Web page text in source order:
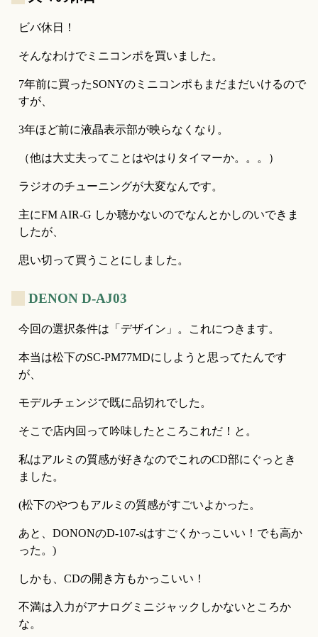
ビバ休日！
そんなわけでミニコンポを買いました。
7年前に買ったSONYのミニコンポもまだまだいけるので
すが、
3年ほど前に液晶表示部が映らなくなり。
（他は大丈夫ってことはやはりタイマーか。。。）
ラジオのチューニングが大変なんです。
主にFM AIR-G しか聴かないのでなんとかしのいできま
したが、
思い切って買うことにしました。
DENON D-AJ03
今回の選択条件は「デザイン」。これにつきます。
本当は松下のSC-PM77MDにしようと思ってたんです
が、
モデルチェンジで既に品切れでした。
そこで店内回って吟味したところこれだ！と。
私はアルミの質感が好きなのでこれのCD部にぐっとき
ました。
(松下のやつもアルミの質感がすごいよかった。
あと、DONONのD-107-sはすごくかっこいい！でも高か
った。)
しかも、CDの開き方もかっこいい！
不満は入力がアナログミニジャックしかないところか
な。